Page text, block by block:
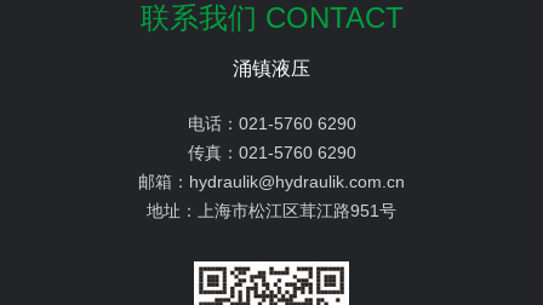
联系我们 CONTACT
涌镇液压
电话： 021-5760 6290
传真： 021-5760 6290
邮箱： hydraulik@hydraulik.com.cn
地址： 上海市松江区茸江路951号